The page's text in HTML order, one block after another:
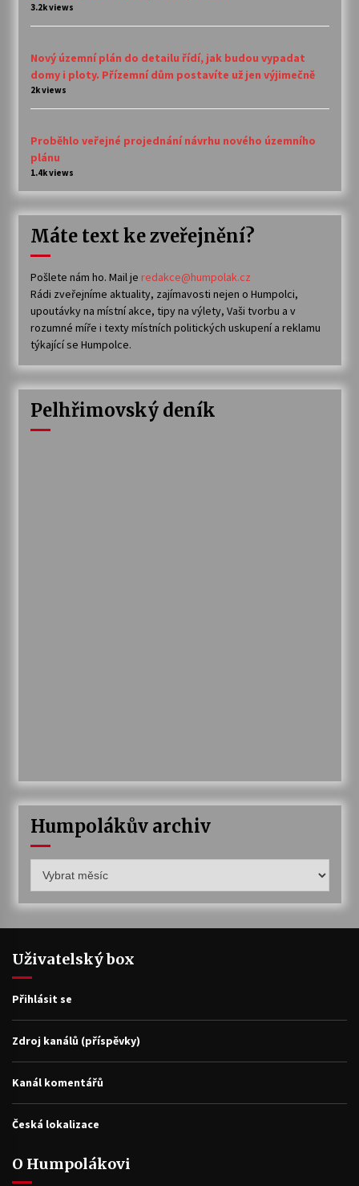
3.2k views
Nový územní plán do detailu řídí, jak budou vypadat
domy i ploty. Přízemní dům postavíte už jen výjimečně
2k views
Proběhlo veřejné projednání návrhu nového územního
plánu
1.4k views
Máte text ke zveřejnění?
Pošlete nám ho. Mail je redakce@humpolak.cz
Rádi zveřejníme aktuality, zajímavosti nejen o Humpolci,
upoutávky na místní akce, tipy na výlety, Vaši tvorbu a v
rozumné míře i texty místních politických uskupení a reklamu
týkající se Humpolce.
Pelhřimovský deník
Humpolákův archiv
archiv
Uživatelský box
Přihlásit se
Zdroj kanálů (příspěvky)
Kanál komentářů
Česká lokalizace
O Humpolákovi